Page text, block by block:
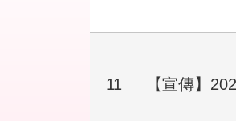
11 【宣傳】